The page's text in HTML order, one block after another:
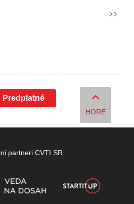
>>
Predplatné
HORE
partneri CVTI SR